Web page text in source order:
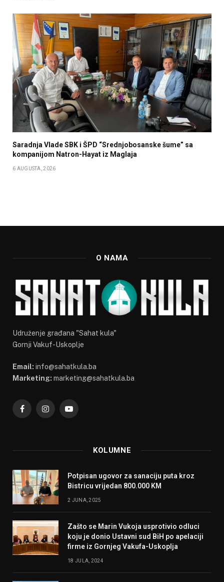
Saradnja Vlade SBK i ŠPD “Srednjobosanske šume” sa
kompanijom Natron-Hayat iz Maglaja
6 AUGUSTA, 2026
O NAMA
Udruženje građana "Sahat kula"
Gornji Vakuf-Uskoplje
Email: info@sahatkula.ba
Marketing: marketing@sahatkula.ba
FacebookInstagramYouTube
KOLUMNE
Potpisan ugovor za sanaciju puta kroz
Bistricu vrijedan 800.000 KM
2 JUNA, 2025
Zašto se Marin Vukoja usprotivio odluci
koju je donio Ustavni sud BiH po apelaciji
firme iz Gornjeg Vakufa-Uskoplja
18 JULA, 2024